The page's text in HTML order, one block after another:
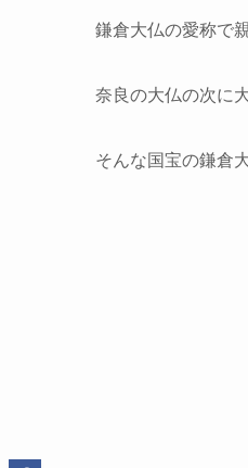
鎌倉大仏の愛称で
奈良の大仏の次に
そんな国宝の鎌倉